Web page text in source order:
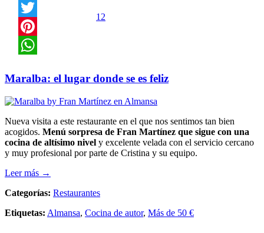
Facebook
Twitter
Pinterest
12
Maralba: el lugar donde se es feliz
Nueva visita a este restaurante en el que nos sentimos tan bien
acogidos. Menú sorpresa de Fran Martínez que sigue con una
cocina de altísimo nivel y excelente velada con el servicio cercano
y muy profesional por parte de Cristina y su equipo.
Leer más →
Categorías: Restaurantes
Etiquetas: Almansa, Cocina de autor, Más de 50 €